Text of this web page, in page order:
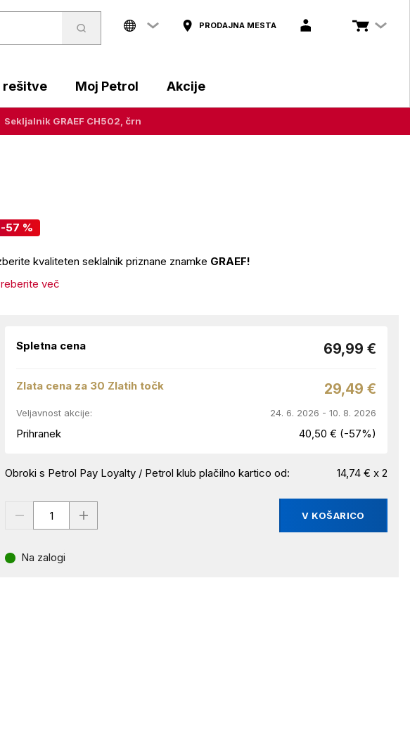
PRODAJNA MESTA
rešitve Moj Petrol Akcije
Sekljalnik GRAEF CH502, črn
-57 %
kvaliteten seklalnik priznane znamke GRAEF!
več
Spletna cena 69,99 €
Zlata cena za 30 Zlatih točk 29,49 €
Veljavnost akcije: 24. 6. 2026 - 10. 8. 2026
Prihranek 40,50 € (-57%)
Obroki s Petrol Pay Loyalty / Petrol klub plačilno kartico od: 14,74 € x 2
V KOŠARICO
Na zalogi